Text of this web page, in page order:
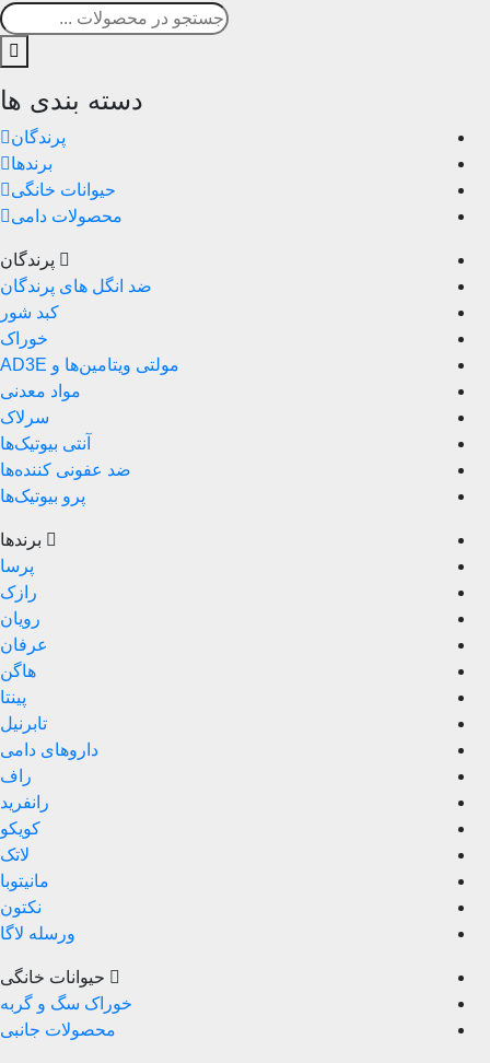
دسته بندی ها
پرندگان
برندها
حیوانات خانگی
محصولات دامی
پرندگان
ضد انگل های پرندگان
کبد شور
خوراک
مولتی ویتامین‌ها و AD3E
مواد معدنی
سرلاک
آنتی بیوتیک‌ها
ضد عفونی کننده‌ها
پرو بیوتیک‌ها
برندها
پرسا
رازک
رویان
عرفان
هاگن
پینتا
تابرنیل
داروهای دامی
راف
رانفرید
کویکو
لاتک
مانیتوبا
نکتون
ورسله لاگا
حیوانات خانگی
خوراک سگ و گربه
محصولات جانبی